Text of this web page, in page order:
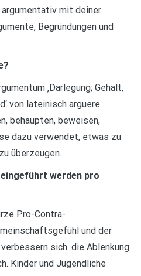
mit deiner
Begründungen und
‚Darlegung; Gehalt,
von lateinisch arguere
behaupten, beweisen,
dazu verwendet, etwas zu
überzeugen.
werden pro
Pro-Contra-
und der
sich. die Ablenkung
Kinder und Jugendliche